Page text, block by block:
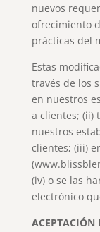
nuevos
ofrecimiento
prácticas del
Estas
través de los
en nuestros
a clientes; (ii)
nuestros
clientes; (iii)
(iv) o se las
electrónico
ACEPTACIÓN